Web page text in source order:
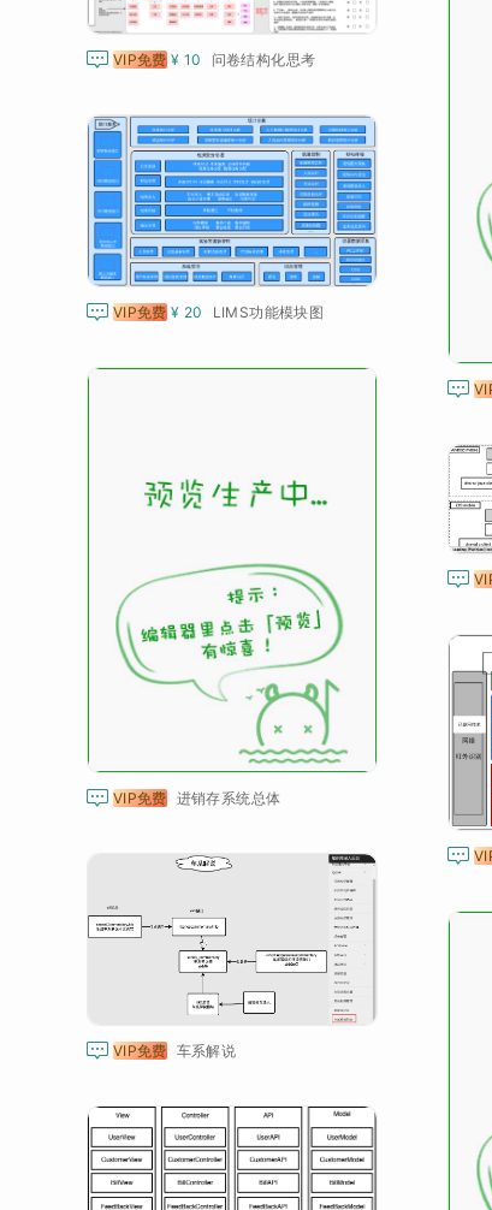
 VIP免费 ¥ 10 问卷结构化思考

 VIP免费 ¥ 20 LIMS功能模块图
 VIP免费 进销存系统总体


 VIP免费 车系解说